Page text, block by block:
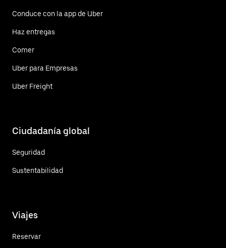
Conduce con la app de Uber
Haz entregas
Comer
Uber para Empresas
Uber Freight
Ciudadanía global
Seguridad
Sustentabilidad
Viajes
Reservar